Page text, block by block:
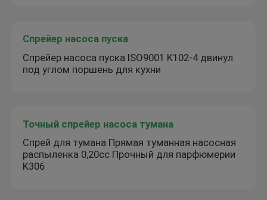
Спрейер насоса пуска
Спрейер насоса пуска ISO9001 K102-4 двинул
под углом поршень для кухни
Точный спрейер насоса тумана
Спрей для тумана Прямая туманная насосная
распыленка 0,20cc Прочный для парфюмерии
K306